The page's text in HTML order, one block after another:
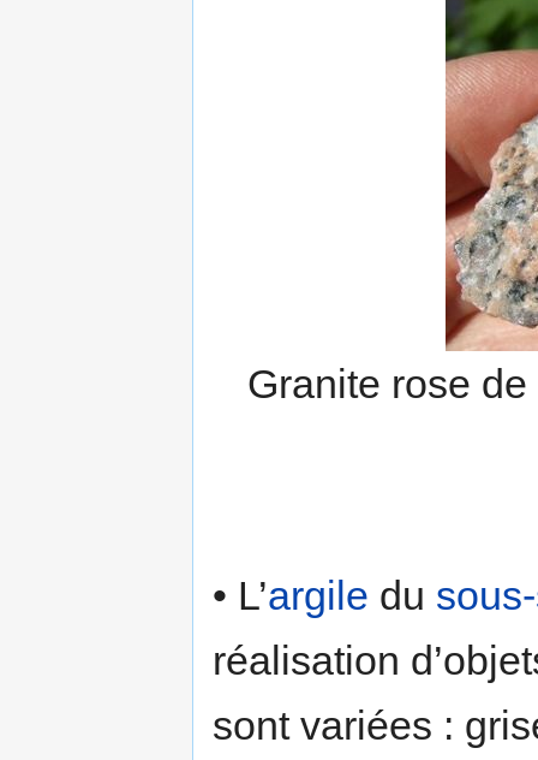
Granite rose
• L’argile du
réalisation
sont variées :